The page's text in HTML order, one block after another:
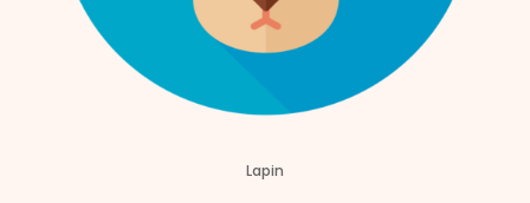
Lapin